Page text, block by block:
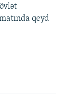
qeyd